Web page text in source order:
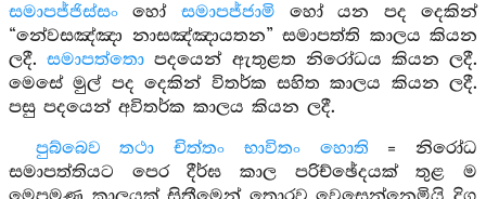
සමාපජ්ජිස්සං හෝ සමාපජ්ජාමි හෝ යන පද දෙකින්
“නේවසඤ්ඤා නාසඤ්ඤායතන” සමාපත්ති කාලය කියන
ලදී.සමාපත්තො පදයෙන් ඇතුළත නිරෝධය කියන ලදී.
මෙසේ මුල් පද දෙකින් විතර්ක සහිත කාලය කියන ලදී.
පසු පදයෙන් අවිතර්ක කාලය කියන ලදී.
පුබ්බෙව තථා චිත්තං භාවිතං හොති = නිරෝධ
සමාපත්තියට පෙර දීර්ඝ කාල පරිච්ඡේදයක් තුළ ම